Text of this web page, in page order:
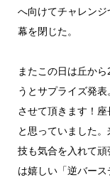
へ向けてチャレンジ
幕を閉じた。
またこの日は丘か
うとサプライズ発
させて頂きます！
と思っていました
技も気合を入れて
は嬉しい「逆バース